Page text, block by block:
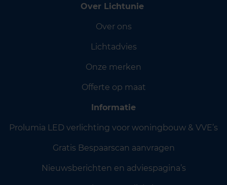
Over Lichtunie
Over ons
Lichtadvies
Onze merken
Offerte op maat
Informatie
Prolumia LED verlichting voor woningbouw & VVE’s
Gratis Bespaarscan aanvragen
Nieuwsberichten en adviespagina’s